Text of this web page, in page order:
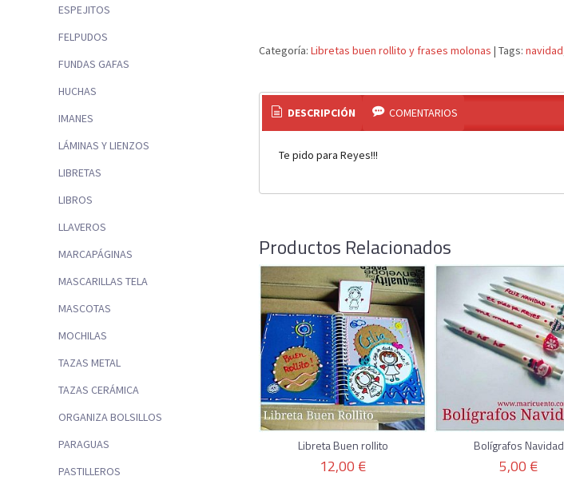
ESPEJITOS
FELPUDOS
FUNDAS GAFAS
HUCHAS
IMANES
LÁMINAS Y LIENZOS
LIBRETAS
LIBROS
LLAVEROS
MARCAPÁGINAS
MASCARILLAS TELA
MASCOTAS
MOCHILAS
TAZAS METAL
TAZAS CERÁMICA
ORGANIZA BOLSILLOS
PARAGUAS
PASTILLEROS
Categoría: Libretas buen rollito y frases molonas | Tags: navidad
DESCRIPCIÓN COMENTARIOS
Te pido para Reyes!!!
Productos Relacionados
Libreta Buen rollito
12,00 €
Bolígrafos Navidad
5,00 €